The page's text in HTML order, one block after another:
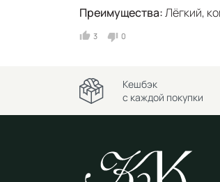
Преимущества:Лёгкий,
3 0
Кешбэк
с каждой покупки